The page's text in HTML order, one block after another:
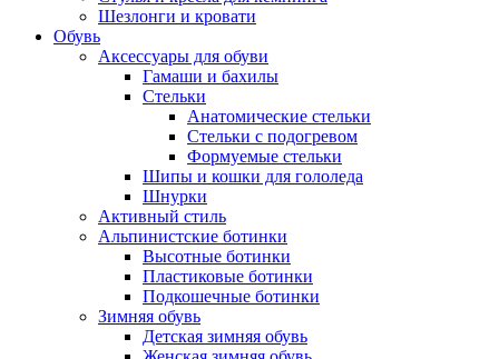
Шезлонги и кровати
Обувь
Аксессуары для обуви
Гамаши и бахилы
Стельки
Анатомические стельки
Стельки с подогревом
Формуемые стельки
Шипы и кошки для гололеда
Шнурки
Активный стиль
Альпинистские ботинки
Высотные ботинки
Пластиковые ботинки
Подкошечные ботинки
Зимняя обувь
Детская зимняя обувь